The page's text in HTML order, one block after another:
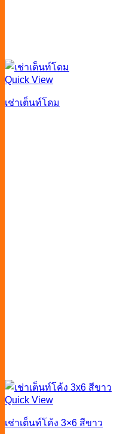
Quick View
เช่าเต็นท์โดม
Quick View
เช่าเต็นท์โค้ง 3×6 สีขาว